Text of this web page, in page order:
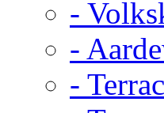
-
-
-